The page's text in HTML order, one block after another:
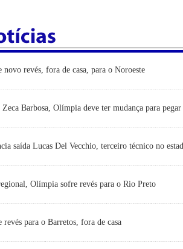
revés, fora de casa, para o Noroeste
Barbosa, Olímpia deve ter mudança para pegar
saída Lucas Del Vecchio, terceiro técnico no
Olímpia sofre revés para o Rio Preto
para o Barretos, fora de casa